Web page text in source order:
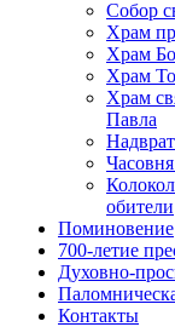
Собор
Храм
Храм
Храм
Храм
Павла
обители
Поминовение
700-летие
Духовно-
Контакты